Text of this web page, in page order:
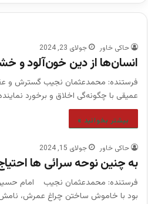
حاکی خاور جولای 23, 2024
انسان‌ها از دین خون‌آلود و
فرستنده: محمدعثمان نجیب گسترش و
عمیقی با چگونه‌گی اخلاق و برخورد
بیشتر بخوانید »
حاکی خاور جولای 15, 2024
به چنین نوحه سرائی ها
فرستنده: محمدعثمان نجیب امام حسین
بود با خاموش ساختن چراغ عمرش،